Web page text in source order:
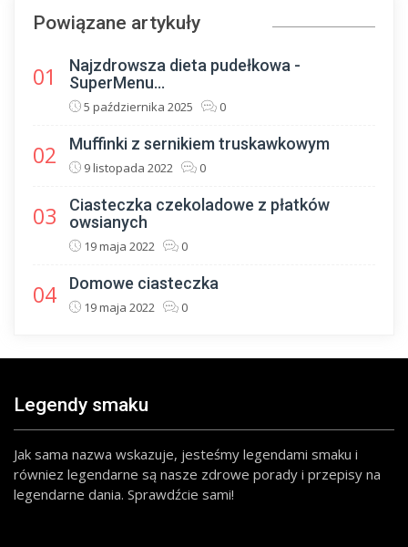
Powiązane artykuły
01
Najzdrowsza dieta pudełkowa -
SuperMenu...
5 października 2025 0
02 Muffinki z sernikiem truskawkowym
9 listopada 2022 0
03
Ciasteczka czekoladowe z płatków
owsianych
19 maja 2022 0
04 Domowe ciasteczka
19 maja 2022 0
Legendy smaku
Jak sama nazwa wskazuje, jesteśmy legendami smaku i
równiez legendarne są nasze zdrowe porady i przepisy na
legendarne dania. Sprawdźcie sami!